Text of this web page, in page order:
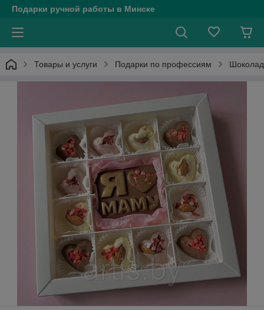
Подарки ручной работы в Минске
Товары и услуги Подарки по профессиям